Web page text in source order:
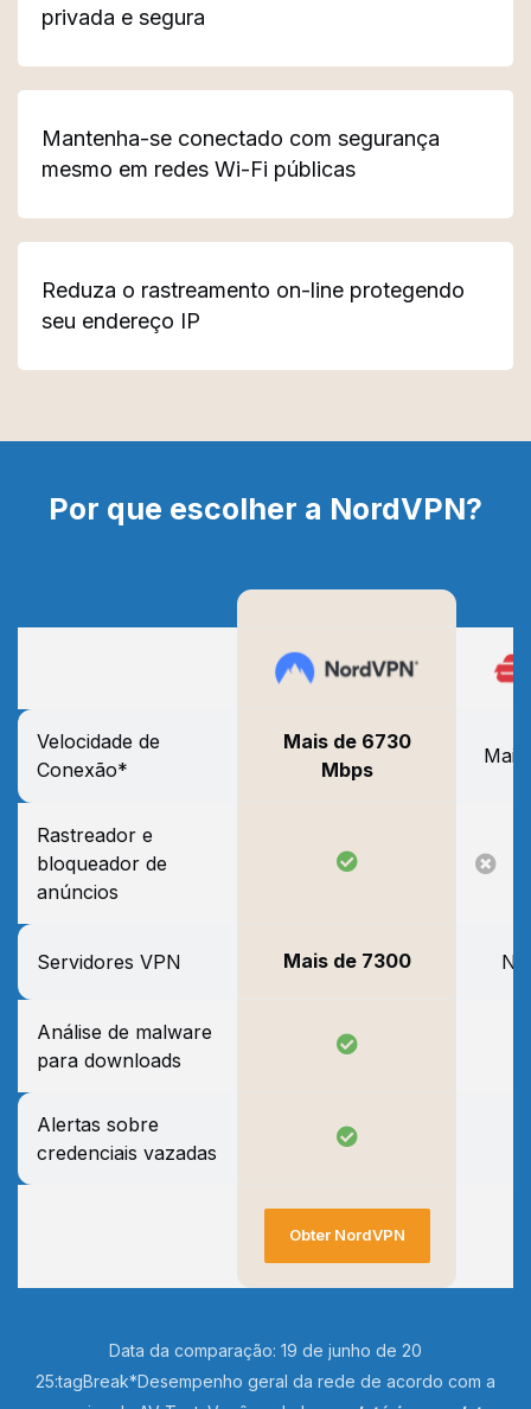
privada e segura
Mantenha-se conectado com segurança
mesmo em redes Wi-Fi públicas
Reduza o rastreamento on-line protegendo
seu endereço IP
Por que escolher a NordVPN?
Velocidade de
Conexão*
Mais de 6730
Mbps
Rastreador e
bloqueador de
anúncios
Servidores VPN Mais de 7300
Análise de malware
para downloads
Alertas sobre
credenciais vazadas
Obter NordVPN
Data da comparação: 19 de junho de 20
25:tagBreak*Desempenho geral da rede de acordo com a